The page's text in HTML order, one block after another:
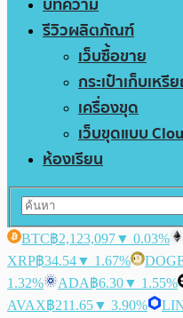
รีวิวผลิตภัณฑ์
เว็บซื้อขาย
กระเป๋าเก็บเหรี
เครื่องขุด
เว็บขุดแบบ
ห้องเรียน
BTC฿2,123,097▼ 0.03%
XRP฿34.54▼ 1.67%
1.32%
ADA฿6.30▼ 1.55%
AVAX฿211.65▼ 3.90%